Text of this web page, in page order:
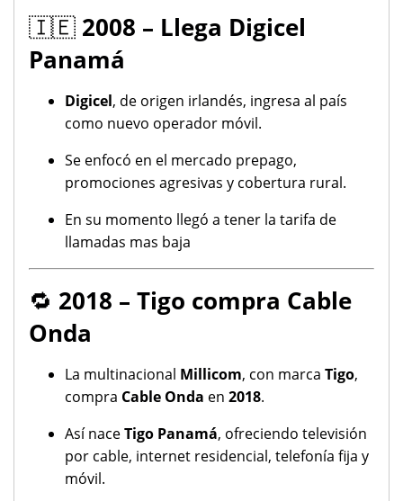
🇮🇪 2008 – Llega Digicel
Panamá
Digicel, de origen irlandés, ingresa al país
como nuevo operador móvil.
Se enfocó en el mercado prepago,
promociones agresivas y cobertura rural.
En su momento llegó a tener la tarifa de
llamadas mas baja
🔁 2018 – Tigo compra Cable
Onda
La multinacional Millicom, con marca Tigo,
compra Cable Onda en 2018.
Así naceTigo Panamá, ofreciendo televisión
por cable, internet residencial, telefonía fija y
móvil.